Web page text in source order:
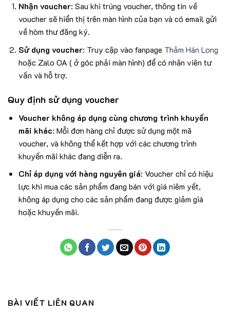
Nhận voucher: Sau khi trúng voucher, thông tin về
voucher sẽ hiển thị trên màn hình của bạn và có email gửi
về hòm thư đăng ký.
Sử dụng voucher: Truy cập vào fanpage Thảm Hán Long
hoặc Zalo OA ( ở góc phải màn hình) để có nhân viên tư
vấn và hỗ trợ.
Quy định sử dụng voucher
Voucher không áp dụng cùng chương trình khuyến
mãi khác: Mỗi đơn hàng chỉ được sử dụng một mã
voucher, và không thể kết hợp với các chương trình
khuyến mãi khác đang diễn ra.
Chỉ áp dụng với hàng nguyên giá: Voucher chỉ có hiệu
lực khi mua các sản phẩm đang bán với giá niêm yết,
không áp dụng cho các sản phẩm đang được giảm giá
hoặc khuyến mãi.
BÀI VIẾT LIÊN QUAN